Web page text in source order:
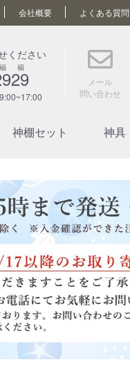
会社概要 よくある質問
メール
問い合わせ
ください
福
神棚セット 神具